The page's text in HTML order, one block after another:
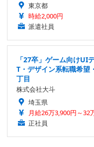
東京都
時給2,000円
派遣社員
「27卒」ゲーム向けUI
T・デザイン系転職希望
丁目
株式会社大斗
埼玉県
月給26万3,900円～32
正社員